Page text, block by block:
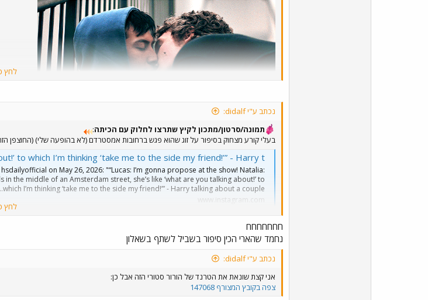
לחץ
נכתב ע"י didalf:
תמונה/סרטון/מתכון לקיץ שתרצו לחלוק עם הכיתה:
בעלי קורע מצחוק בסיפור על זוג שהוא פגש ברחובות אמסטרדם (לא בהופעה שלי) (החוצפן
show! Natalia: WHAT? The DRAMA unfolds in the middle of an Amsterdam street, she’s like ‘what are you talking about!’ to which I’m thinking ‘take me to the side my friend!’” - Harry t
on May 26, 2026: "“Lucas: I’m gonna propose at the show! Natalia:
in the middle of an Amsterdam street, she’s like ‘what are you talking about!’ to
which I’m thinking ‘take me to the side my friend!’” - Harry talking about a couple...
www.instagram.com
לחץ
חחחחחחח
נחמד שהארי הכין סיפור בשביל לשתף בשאלון
נכתב ע"י didalf:
אני קצת שונאת את הטרנד של הורור סטורי הזה אבל כן:
צפה בקובץ המצורף 147068